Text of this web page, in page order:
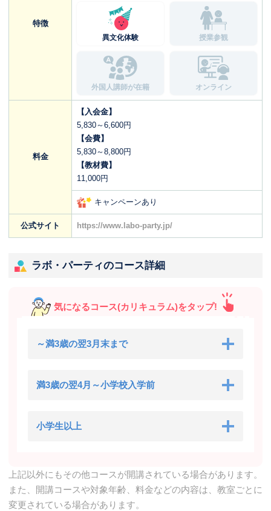
特徴
異文化体験 授業参観
外国人講師が在籍 オンライン
料金
【入会金】
5,830～6,600円
【会費】
5,830～8,800円
【教材費】
11,000円
キャンペーンあり
公式サイト https://www.labo-party.jp/
ラボ・パーティのコース詳細
気になるコース(カリキュラム)をタップ!
～満3歳の翌3月末まで
満3歳の翌4月～小学校入学前
小学生以上
上記以外にもその他コースが開講されている場合があります。
また、開講コースや対象年齢、料金などの内容は、教室ごとに
変更されている場合があります。